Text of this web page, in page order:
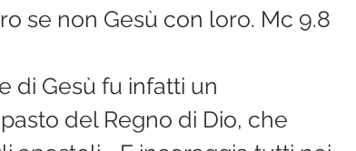
se non Gesù con loro. Mc 9.8
di Gesù fu infatti un
del Regno di Dio, che